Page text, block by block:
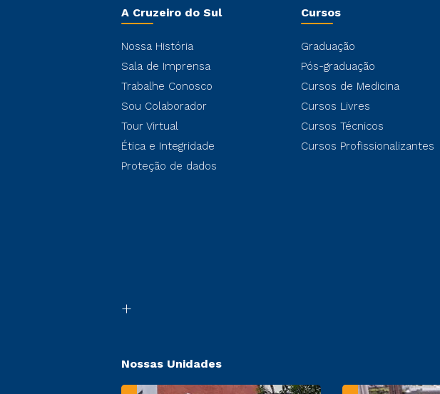
A Cruzeiro do Sul
Nossa História
Sala de Imprensa
Trabalhe Conosco
Sou Colaborador
Tour Virtual
Ética e Integridade
Proteção de dados
Cursos
Graduação
Pós-graduação
Cursos de Medicina
Cursos Livres
Cursos Técnicos
Cursos Profissionalizantes
Nossas Unidades